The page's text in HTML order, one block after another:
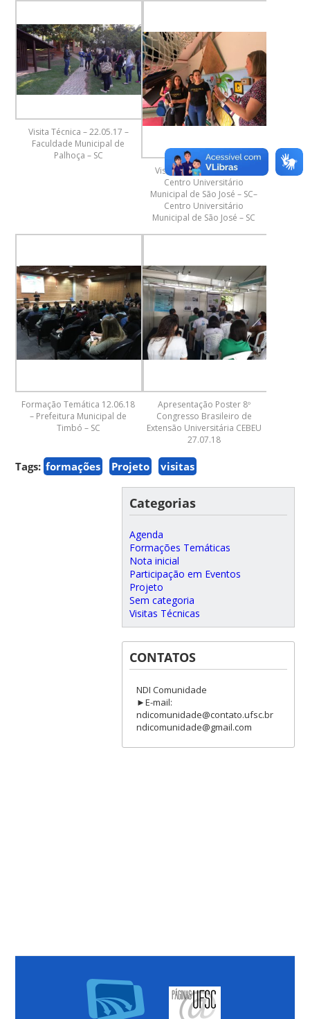
Visita Técnica – 22.05.17 –
Faculdade Municipal de
Palhoça – SC
Vista Técnica – 10.04.18 –
Centro Universitário
Municipal de São José – SC–
Centro Universitário
Municipal de São José – SC
Formação Temática 12.06.18
– Prefeitura Municipal de
Timbó – SC
Apresentação Poster 8º
Congresso Brasileiro de
Extensão Universitária CEBEU
27.07.18
Tags: formações Projeto visitas
Categorias
Agenda
Formações Temáticas
Nota inicial
Participação em Eventos
Projeto
Sem categoria
Visitas Técnicas
CONTATOS
NDI Comunidade
►E-mail:
ndicomunidade@contato.ufsc.br
ndicomunidade@gmail.com